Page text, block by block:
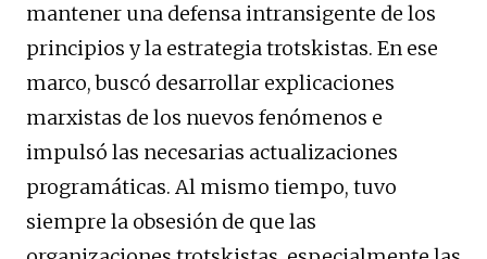
mantener una defensa intransigente de los
principios y la estrategia trotskistas. En ese
marco, buscó desarrollar explicaciones
marxistas de los nuevos fenómenos e
impulsó las necesarias actualizaciones
programáticas. Al mismo tiempo, tuvo
siempre la obsesión de que las